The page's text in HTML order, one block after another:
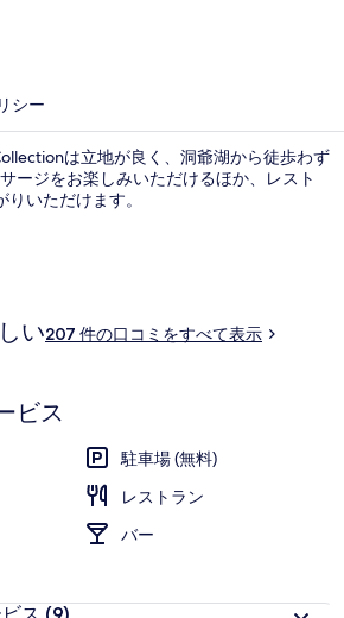
シー
は立地が良く、洞爺湖から徒歩わず
ージをお楽しみいただけるほか、レスト
いただけます。
い207 件の口コミをすべて表示
ビス
駐車場 (無料)
レストラン
バー